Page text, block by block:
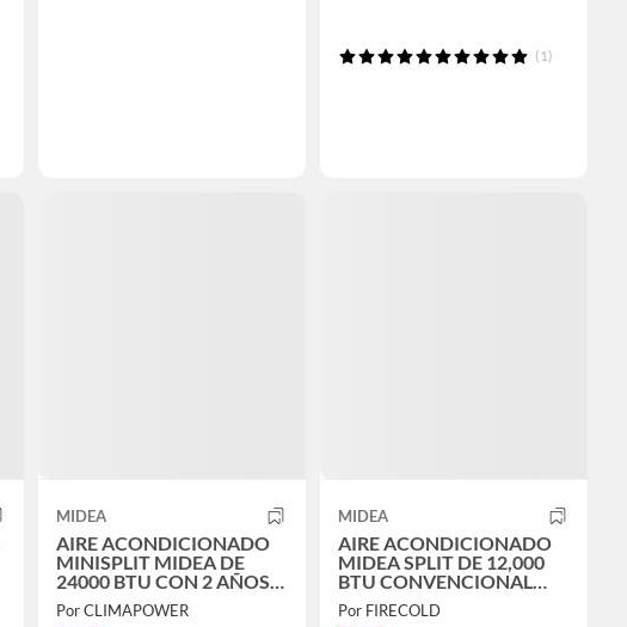
(1)
MIDEA
AIRE ACONDICIONADO
MINISPLIT MIDEA DE
24000 BTU CON 2 AÑOS
DE GARANTIA
Por CLIMAPOWER
MIDEA
AIRE ACONDICIONADO
MIDEA SPLIT DE 12,000
BTU CONVENCIONAL
FRIO SOLO
Por FIRECOLD